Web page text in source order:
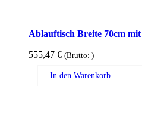
Ablauftisch Breite 70cm
555,47 € (Brutto: )
In den Warenkorb